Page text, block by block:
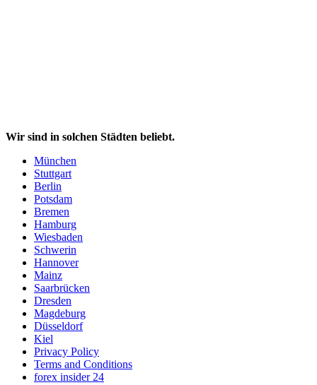
Wir sind in solchen Städten beliebt.
München
Stuttgart
Berlin
Potsdam
Bremen
Hamburg
Wiesbaden
Schwerin
Hannover
Mainz
Saarbrücken
Dresden
Magdeburg
Düsseldorf
Kiel
Privacy Policy
Terms and Conditions
forex insider 24